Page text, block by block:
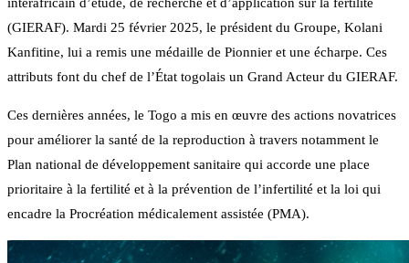
(GIERAF). Mardi 25 février 2025, le président du Groupe, Kolani
Kanfitine, lui a remis une médaille de Pionnier et une écharpe. Ces
attributs font du chef de l’État togolais un Grand Acteur du GIERAF.
Ces dernières années, le Togo a mis en œuvre des actions novatrices
pour améliorer la santé de la reproduction à travers notamment le
Plan national de développement sanitaire qui accorde une place
prioritaire à la fertilité et à la prévention de l’infertilité et la loi qui
encadre la Procréation médicalement assistée (PMA).